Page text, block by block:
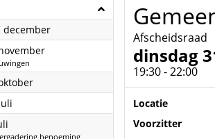
december2026
2026
2026
benoeming
Afscheidsraad
dinsdag
19:30 - 22:00
Locatie
Voorzitter